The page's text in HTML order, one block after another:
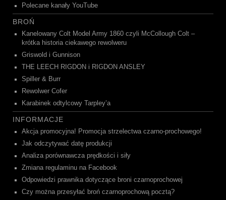
Polecane kanały YouTube
BROŃ
Kanelowany Colt Model Army 1860 czyli McCollough Colt –
krótka historia ciekawego rewolweru
Griswold i Gunnison
THE LEECH RIGDON i RIGDON ANSLEY
Spiller & Burr
Rewolwer Cofer
Karabinek odtylcowy Tarpley’a
INFORMACJE
Akcja promocyjna! Promocja strzelectwa czarno-prochowego!
Jak odczytywać datę produkcji
Analiza porównawcza prędkości i siły
Zmiana regulaminu na Facebook
Odpowiedzi prawnika dotyczące broni czarnoprochowej
Czy można przesyłać broń czarnoprochową pocztą?